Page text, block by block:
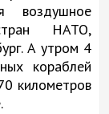
воздушное
НАТО,
А утром 4
кораблей
километров